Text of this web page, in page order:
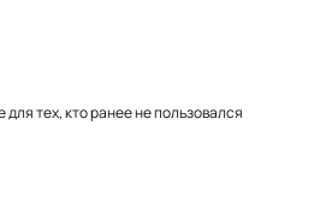
тех, кто ранее не пользовался